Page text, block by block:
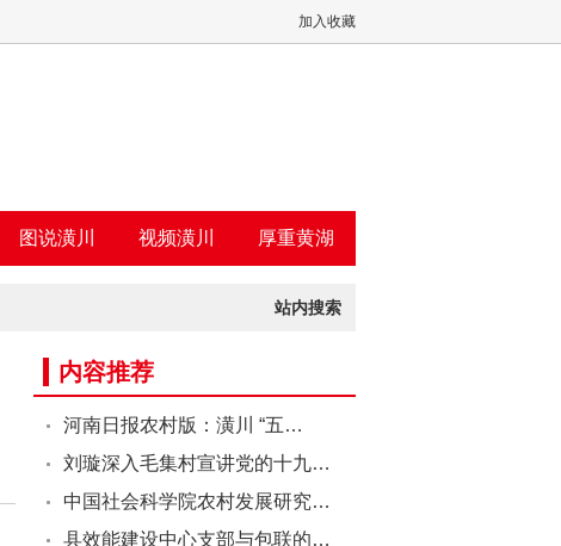
加入收藏
图说潢川 视频潢川 厚重黄湖
站内搜索
内容推荐
河南日报农村版：潢川 “五…
刘璇深入毛集村宣讲党的十九…
中国社会科学院农村发展研究…
县效能建设中心支部与包联的…